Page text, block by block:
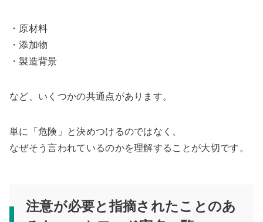
・原材料
・添加物
・製造背景
など、いくつかの共通点があります。
単に「危険」と決めつけるのではなく、
なぜそう言われているのかを理解することが大切です。
注意が必要と指摘されたことのあ